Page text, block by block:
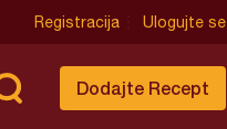
Registracija Ulogujte se
Dodajte Recept